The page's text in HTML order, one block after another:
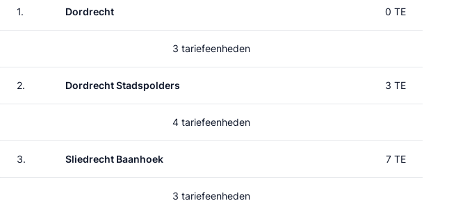
1. Dordrecht 0 TE
3 tariefeenheden
2. Dordrecht Stadspolders 3 TE
4 tariefeenheden
3. Sliedrecht Baanhoek 7 TE
3 tariefeenheden